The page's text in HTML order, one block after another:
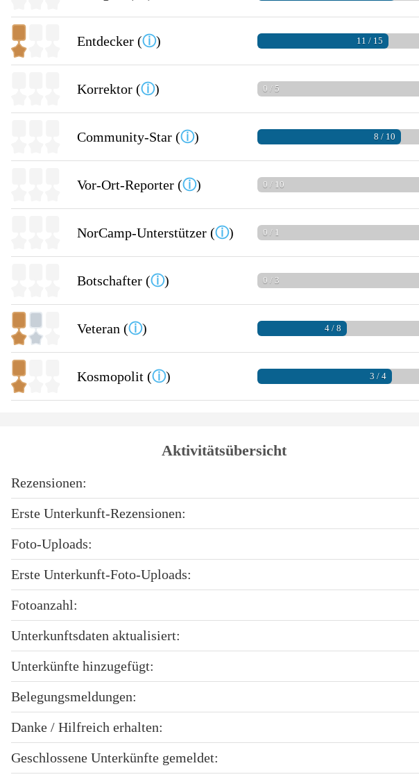
Entdecker (ⓘ) 11 / 15
Korrektor (ⓘ) 0 / 5
Community-Star (ⓘ) 8 / 10
Vor-Ort-Reporter (ⓘ) 0 / 10
NorCamp-Unterstützer (ⓘ) 0 / 1
Botschafter (ⓘ) 0 / 3
Veteran (ⓘ) 4 / 8
Kosmopolit (ⓘ) 3 / 4
Aktivitätsübersicht
Rezensionen:
Erste Unterkunft-Rezensionen:
Foto-Uploads:
Erste Unterkunft-Foto-Uploads:
Fotoanzahl:
Unterkunftsdaten aktualisiert:
Unterkünfte hinzugefügt:
Belegungsmeldungen:
Danke / Hilfreich erhalten:
Geschlossene Unterkünfte gemeldet: